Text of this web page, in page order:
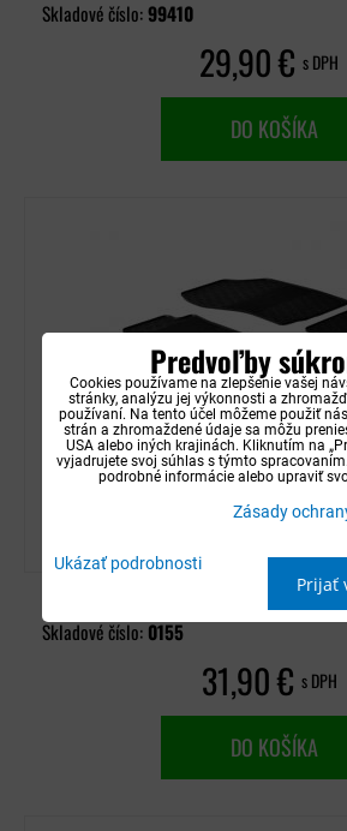
Skladové číslo:99410
29,90 € s DPH
DO KOŠÍKA
Autorohože gumové Gledring -
Nie je skladom (na dotaz)
Skladové číslo: 0155
31,90 € s DPH
DO KOŠÍKA
Predvoľby
Cookies používame na zlepšenie vašej
stránky, analýzu jej výkonnosti a
používaní. Na tento účel môžeme použiť
strán a zhromaždené údaje sa môžu
USA alebo iných krajinách. Kliknutím na
vyjadrujete svoj súhlas s týmto
podrobné informácie alebo upraviť
Zásady
Ukázať podrobnosti
Prijať